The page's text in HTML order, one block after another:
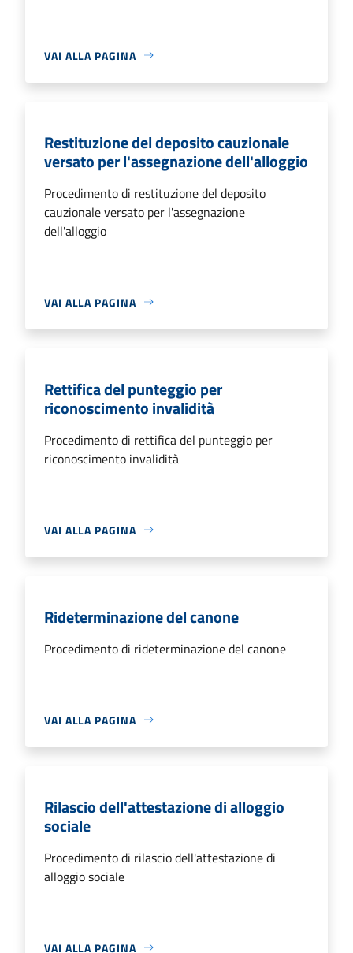
VAI ALLA PAGINA
Restituzione del deposito cauzionale
versato per l'assegnazione dell'alloggio
Procedimento di restituzione del deposito
cauzionale versato per l'assegnazione
dell'alloggio
VAI ALLA PAGINA
Rettifica del punteggio per
riconoscimento invalidità
Procedimento di rettifica del punteggio per
riconoscimento invalidità
VAI ALLA PAGINA
Rideterminazione del canone
Procedimento di rideterminazione del canone
VAI ALLA PAGINA
Rilascio dell'attestazione di alloggio
sociale
Procedimento di rilascio dell'attestazione di
alloggio sociale
VAI ALLA PAGINA